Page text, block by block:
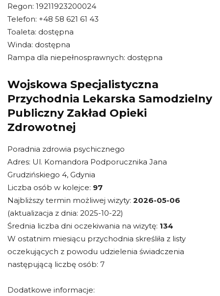
Regon: 19211923200024
Telefon: +48 58 621 61 43
Toaleta: dostępna
Winda: dostępna
Rampa dla niepełnosprawnych: dostępna
Wojskowa Specjalistyczna
Przychodnia Lekarska Samodzielny
Publiczny Zakład Opieki
Zdrowotnej
Poradnia zdrowia psychicznego
Adres: Ul. Komandora Podporucznika Jana
Grudzińskiego 4, Gdynia
Liczba osób w kolejce: 97
Najbliższy termin możliwej wizyty: 2026-05-06
(aktualizacja z dnia: 2025-10-22)
Średnia liczba dni oczekiwania na wizytę: 134
W ostatnim miesiącu przychodnia skreśliła z listy
oczekujących z powodu udzielenia świadczenia
następującą liczbę osób: 7
Dodatkowe informacje: